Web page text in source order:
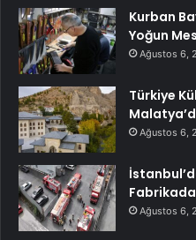
Kurban
Yoğun
Ağustos 6,
Türkiye
Ağustos 6,
Ağustos 6,